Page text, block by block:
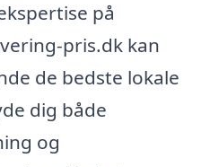
på
pris.dk kan
de bedste lokale
dig både
og